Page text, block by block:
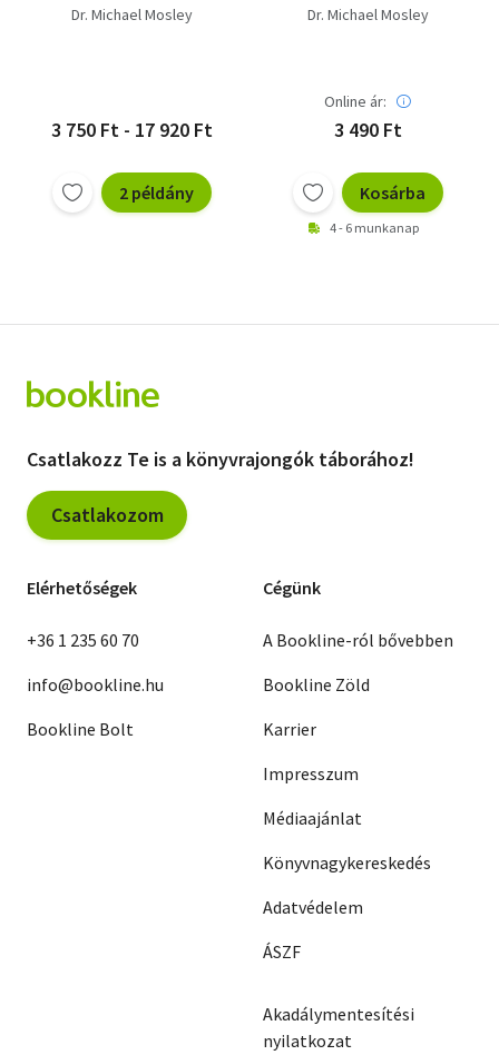
Dr. Michael Mosley
3 750 Ft - 17 920 Ft
2 példány
Dr. Michael Mosley
Online ár:
3 490 Ft
Kosárba
4 - 6 munkanap
Csatlakozz Te is a könyvrajongók táborához!
Csatlakozom
Elérhetőségek
+36 1 235 60 70
info@bookline.hu
Bookline Bolt
Cégünk
A Bookline-ról bővebben
Bookline Zöld
Karrier
Impresszum
Médiaajánlat
Könyvnagykereskedés
Adatvédelem
ÁSZF
Akadálymentesítési
nyilatkozat